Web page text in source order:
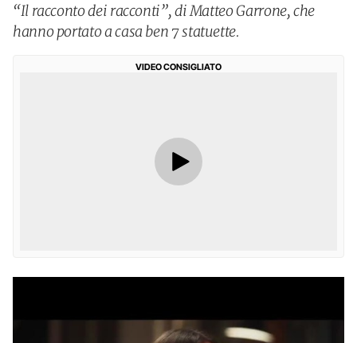
“Il racconto dei racconti”, di Matteo Garrone, che
hanno portato a casa ben 7 statuette.
VIDEO CONSIGLIATO